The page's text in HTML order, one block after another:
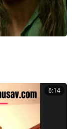
6:14